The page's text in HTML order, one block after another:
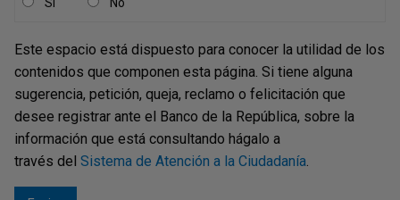
le soliciten.
Banco el papel de autoridad monetaria, cambiaria y
crediticia, conforme a las funciones que le asigne la
Ley, y se hace explícito que los miembros de dicha
Junta Directiva representarán exclusivamente el
interés de la Nación.
El artículo 373, por su parte, dispone claramente que el
Estado, por intermedio del Banco de la República,
Este espacio está dispuesto para conocer la utilidad de los
contenidos que componen esta página. Si tiene alguna
sugerencia, petición, queja, reclamo o felicitación que
desee registrar ante el Banco de la República, sobre la
información que está consultando hágalo a
través del Sistema de Atención a la Ciudadanía